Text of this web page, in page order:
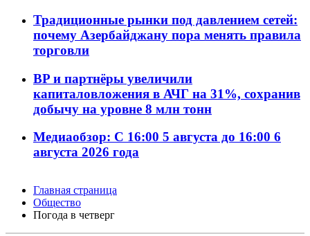
Традиционные рынки под давлением сетей:
почему Азербайджану пора менять правила
торговли
BP и партнёры увеличили
капиталовложения в АЧГ на 31%, сохранив
добычу на уровне 8 млн тонн
Медиаобзор: С 16:00 5 августа до 16:00 6
августа 2026 года
Главная страница
Общество
Погода в четверг